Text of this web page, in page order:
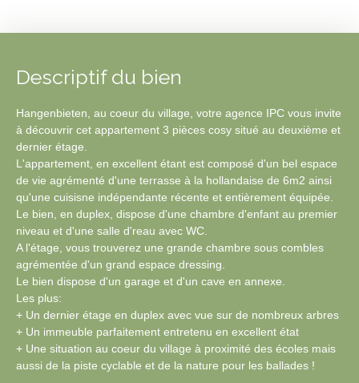
Descriptif du bien
Hangenbieten, au coeur du village, votre agence IPC vous invite
à découvrir cet appartement 3 pièces cosy situé au deuxième et
dernier étage.
L'appartement, en excellent étant est composé d'un bel espace
de vie agrémenté d'une terrasse à la hollandaise de 6m2 ainsi
qu'une cuisisne indépendante récente et entièrement équipée.
Le bien, en duplex, dispose d'une chambre d'enfant au premier
niveau et d'une salle d'reau avec WC.
A l'étage, vous trouverez une grande chambre sous combles
agrémentée d'un grand espace dressing.
Le bien dispose d'un garage et d'un cave en annexe.
Les plus:
+ Un dernier étage en duplex avec vue sur de nombreux arbres
+ Un immeuble parfaitement entretenu en excellent état
+ Une situation au coeur du village à proximité des écoles mais
aussi de la piste cyclable et de la nature pour les ballades !